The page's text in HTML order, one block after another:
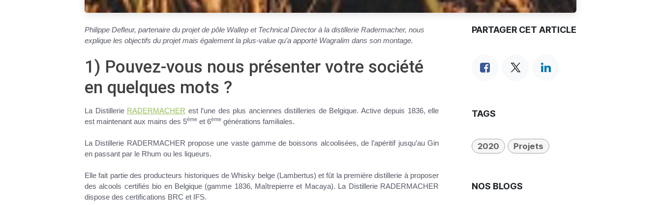
Philippe Defleur, partenaire du projet de pôle Wallep et Technical Director à la distillerie Radermacher, nous
explique les objectifs du projet mais également la plus-value qu’a apporté Wagralim dans son montage.
1) Pouvez-vous nous présenter votre société
en quelques mots ?
La Distillerie RADERMACHER est l’une des plus anciennes distilleries de Belgique. Active depuis 1836, elle
est maintenant aux mains des 5ème et 6ème générations familiales.
La Distillerie RADERMACHER propose une vaste gamme de boissons alcoolisées, de l’apéritif jusqu’au Gin
en passant par le Rhum ou les liqueurs.
Elle fait partie des producteurs historiques de Whisky belge (Lambertus) et fût la première distillerie à proposer
des alcools certifiés bio en Belgique (gamme 1836, Maîtrepierre et Macaya). La Distillerie RADERMACHER
dispose des certifications BRC et IFS.
PARTAGER CET ARTICLE
TAGS
2020 Projets
NOS BLOGS